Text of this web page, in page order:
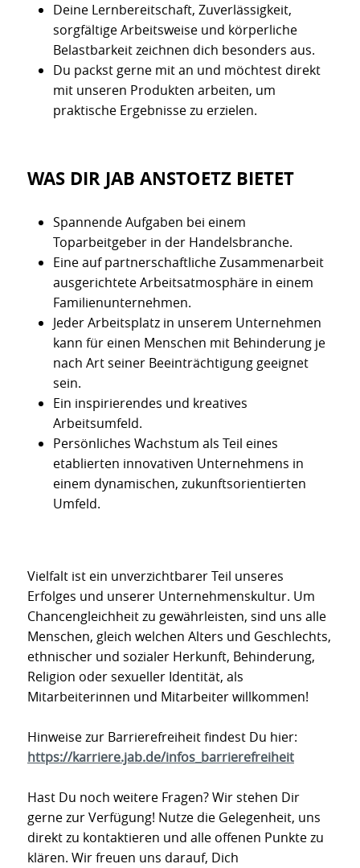
Deine Lernbereitschaft, Zuverlässigkeit,
sorgfältige Arbeitsweise und körperliche
Belastbarkeit zeichnen dich besonders aus.
Du packst gerne mit an und möchtest direkt
mit unseren Produkten arbeiten, um
praktische Ergebnisse zu erzielen.
WAS DIR JAB ANSTOETZ BIETET
Spannende Aufgaben bei einem
Toparbeitgeber in der Handelsbranche.
Eine auf partnerschaftliche Zusammenarbeit
ausgerichtete Arbeitsatmosphäre in einem
Familienunternehmen.
Jeder Arbeitsplatz in unserem Unternehmen
kann für einen Menschen mit Behinderung je
nach Art seiner Beeinträchtigung geeignet
sein.
Ein inspirierendes und kreatives
Arbeitsumfeld.
Persönliches Wachstum als Teil eines
etablierten innovativen Unternehmens in
einem dynamischen, zukunftsorientierten
Umfeld.
Vielfalt ist ein unverzichtbarer Teil unseres
Erfolges und unserer Unternehmenskultur. Um
Chancengleichheit zu gewährleisten, sind uns alle
Menschen, gleich welchen Alters und Geschlechts,
ethnischer und sozialer Herkunft, Behinderung,
Religion oder sexueller Identität, als
Mitarbeiterinnen und Mitarbeiter willkommen!
Hinweise zur Barrierefreiheit findest Du hier:
https://karriere.jab.de/infos_barrierefreiheit
Hast Du noch weitere Fragen? Wir stehen Dir
gerne zur Verfügung! Nutze die Gelegenheit, uns
direkt zu kontaktieren und alle offenen Punkte zu
klären. Wir freuen uns darauf, Dich